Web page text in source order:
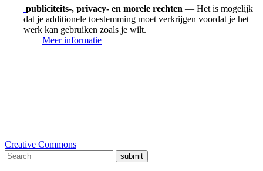
publiciteits-, privacy- en morele rechten — Het is mogelijk
dat je additionele toestemming moet verkrijgen voordat je het
werk kan gebruiken zoals je wilt.
Meer informatie
Creative Commons
submit